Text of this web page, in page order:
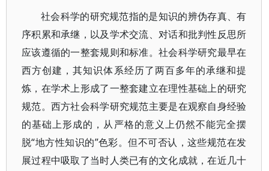
社会科学的研究规范指的是知识的辨伪存真、有
序积累和承继，以及学术交流、对话和批判性反思所
应该遵循的一整套规则和标准。社会科学研究最早在
西方创建，其知识体系经历了两百多年的承继和提
炼，在学术上形成了一整套建立在理性基础上的研究
规范。西方社会科学研究规范主要是在观察自身经验
的基础上形成的，从严格的意义上仍然不能完全摆
脱“地方性知识的”色彩。但不可否认，这些规范在发
展过程中吸取了当时人类已有的文化成就，在近几十